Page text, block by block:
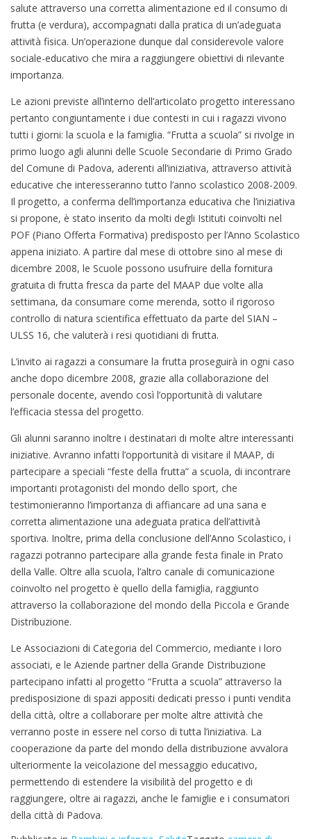
salute attraverso una corretta alimentazione ed il consumo di
frutta (e verdura), accompagnati dalla pratica di un’adeguata
attività fisica. Un’operazione dunque dal considerevole valore
sociale-educativo che mira a raggiungere obiettivi di rilevante
importanza.
Le azioni previste all’interno dell’articolato progetto interessano
pertanto congiuntamente i due contesti in cui i ragazzi vivono
tutti i giorni: la scuola e la famiglia. “Frutta a scuola” si rivolge in
primo luogo agli alunni delle Scuole Secondarie di Primo Grado
del Comune di Padova, aderenti all’iniziativa, attraverso attività
educative che interesseranno tutto l’anno scolastico 2008-2009.
Il progetto, a conferma dell’importanza educativa che l’iniziativa
si propone, è stato inserito da molti degli Istituti coinvolti nel
POF (Piano Offerta Formativa) predisposto per l’Anno Scolastico
appena iniziato. A partire dal mese di ottobre sino al mese di
dicembre 2008, le Scuole possono usufruire della fornitura
gratuita di frutta fresca da parte del MAAP due volte alla
settimana, da consumare come merenda, sotto il rigoroso
controllo di natura scientifica effettuato da parte del SIAN –
ULSS 16, che valuterà i resi quotidiani di frutta.
L’invito ai ragazzi a consumare la frutta proseguirà in ogni caso
anche dopo dicembre 2008, grazie alla collaborazione del
personale docente, avendo così l’opportunità di valutare
l’efficacia stessa del progetto.
Gli alunni saranno inoltre i destinatari di molte altre interessanti
iniziative. Avranno infatti l’opportunità di visitare il MAAP, di
partecipare a speciali “feste della frutta” a scuola, di incontrare
importanti protagonisti del mondo dello sport, che
testimonieranno l’importanza di affiancare ad una sana e
corretta alimentazione una adeguata pratica dell’attività
sportiva. Inoltre, prima della conclusione dell’Anno Scolastico, i
ragazzi potranno partecipare alla grande festa finale in Prato
della Valle. Oltre alla scuola, l’altro canale di comunicazione
coinvolto nel progetto è quello della famiglia, raggiunto
attraverso la collaborazione del mondo della Piccola e Grande
Distribuzione.
Le Associazioni di Categoria del Commercio, mediante i loro
associati, e le Aziende partner della Grande Distribuzione
partecipano infatti al progetto “Frutta a scuola” attraverso la
predisposizione di spazi appositi dedicati presso i punti vendita
della città, oltre a collaborare per molte altre attività che
verranno poste in essere nel corso di tutta l’iniziativa. La
cooperazione da parte del mondo della distribuzione avvalora
ulteriormente la veicolazione del messaggio educativo,
permettendo di estendere la visibilità del progetto e di
raggiungere, oltre ai ragazzi, anche le famiglie e i consumatori
della città di Padova.